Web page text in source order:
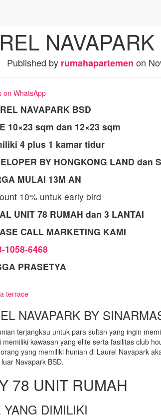
Published by rumahapartemen on
on WhatsApp
NAVAPARK BSD
10×23 sqm dan 12×23 sqm
4 plus 1 kamar tidur
BY HONGKONG LAND dan
MULAI 13M AN
10% untuk early bird
UNIT 78 RUMAH dan 3 LANTAI
CALL MARKETING KAMI
1058-6468
PRASETYA
NAVAPARK BY
terjangkau untuk para sultan yang ingin
memiliki kawasan yang elite serta fasilitas club
yang memiliki hunian di Laurel Navapark
Navapark BSD.
78 UNIT RUMAH
DIMILIKI